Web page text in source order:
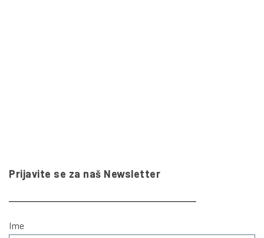
Prijavite se za naš Newsletter
Ime